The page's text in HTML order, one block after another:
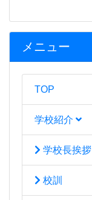
メニュー
TOP
学校紹介
学校長挨拶
校訓